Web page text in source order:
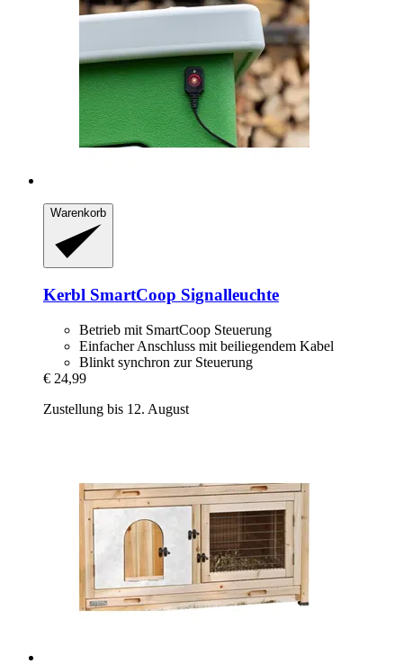
Warenkorb
Kerbl SmartCoop Signalleuchte
Betrieb mit SmartCoop Steuerung
Einfacher Anschluss mit beiliegendem Kabel
Blinkt synchron zur Steuerung
€ 24,99
Zustellung bis 12. August